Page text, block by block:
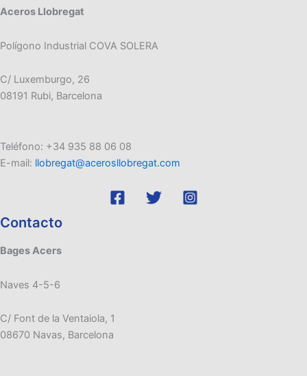
Aceros Llobregat
Polígono Industrial COVA SOLERA
C/ Luxemburgo, 26
08191 Rubi, Barcelona
Teléfono: +34 935 88 06 08
E-mail: llobregat@acerosllobregat.com
Contacto
Bages Acers
Naves 4-5-6
C/ Font de la Ventaiola, 1
08670 Navas, Barcelona